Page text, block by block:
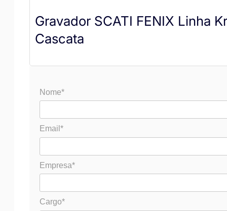
Gravador SCATI FENIX Linha
Cascata
Nome*
Email*
Empresa*
Cargo*